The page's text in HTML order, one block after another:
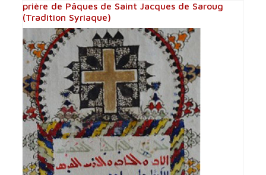
prière de Pâques de Saint Jacques de Saroug
(Tradition Syriaque)